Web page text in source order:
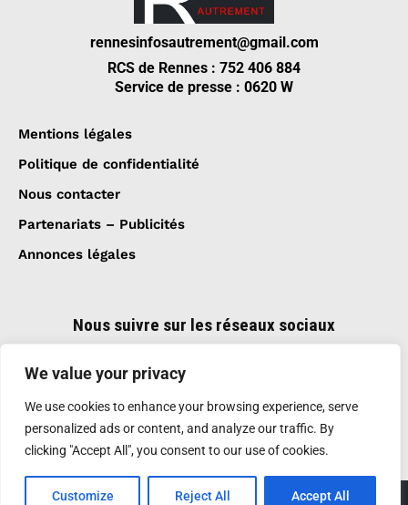
We value your privacy
We use cookies to enhance your browsing experience, serve
personalized ads or content, and analyze our traffic. By
clicking "Accept All", you consent to our use of cookies.
Customize Reject All Accept All
rennesinfosautrement@gmail.com
RCS de Rennes : 752 406 884
Service de presse : 0620 W
Mentions légales
Politique de confidentialité
Nous contacter
Partenariats – Publicités
Annonces légales
Nous suivre sur les réseaux sociaux
Création et réalisation :GDM-Pixel , tous droits